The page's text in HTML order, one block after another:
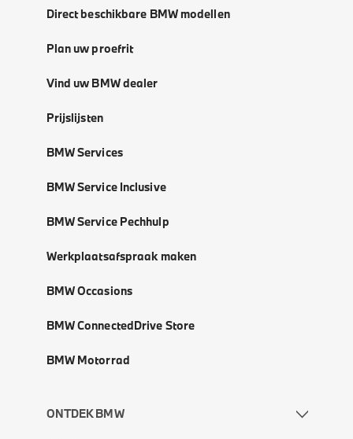
Direct beschikbare BMW modellen
Plan uw proefrit
Vind uw BMW dealer
Prijslijsten
BMW Services
BMW Service Inclusive
BMW Service Pechhulp
Werkplaatsafspraak maken
BMW Occasions
BMW ConnectedDrive Store
BMW Motorrad
ONTDEK BMW